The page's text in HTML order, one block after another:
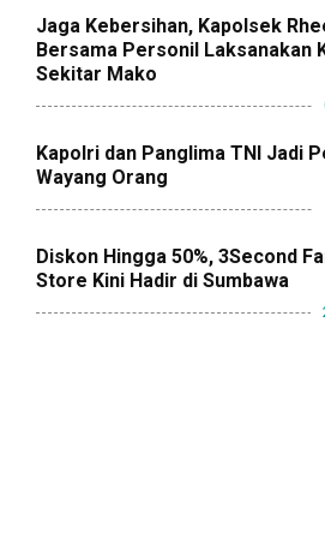
Jaga Kebersihan, Kapolsek
Bersama Personil Laksanakan
Sekitar Mako
Kapolri dan Panglima TNI Jadi
Wayang Orang
Diskon Hingga 50%, 3Second
Store Kini Hadir di Sumbawa